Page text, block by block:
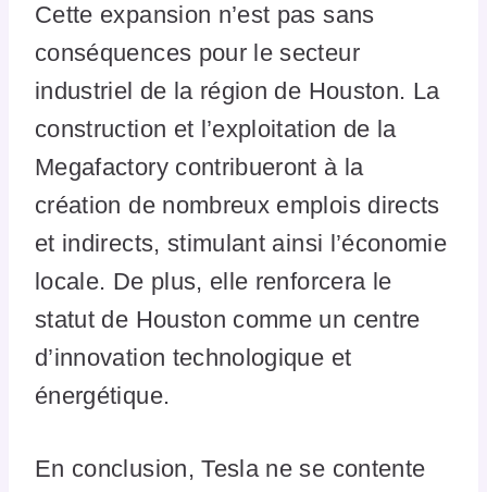
Cette expansion n’est pas sans
conséquences pour le secteur
industriel de la région de Houston. La
construction et l’exploitation de la
Megafactory contribueront à la
création de nombreux emplois directs
et indirects, stimulant ainsi l’économie
locale. De plus, elle renforcera le
statut de Houston comme un centre
d’innovation technologique et
énergétique.
En conclusion, Tesla ne se contente